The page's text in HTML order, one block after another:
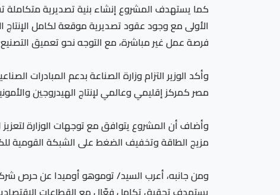
فرصة عمل غير مباشرة، مع التوجه نحو تعميق
وأكد الوزير التزام وزارة الصناعة بدعم المبادرات
مصر كمركز إقليمي وعالمي لإنتاج الهيدروجين
وأضاف أن المشروع يتوافق مع توجهات الوزارة
مزيج الطاقة وتخفيف الضغط على الشبكة القومية
ومن جانبه، أعرب السيد/ توموهو أوميدا عن حرص